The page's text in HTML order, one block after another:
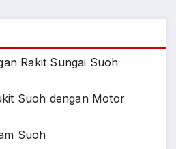
Rakit Sungai Suoh
Suoh dengan Motor
Suoh